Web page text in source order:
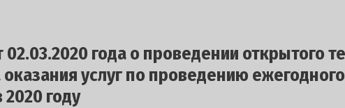
года о проведении открытого
услуг по проведению
году